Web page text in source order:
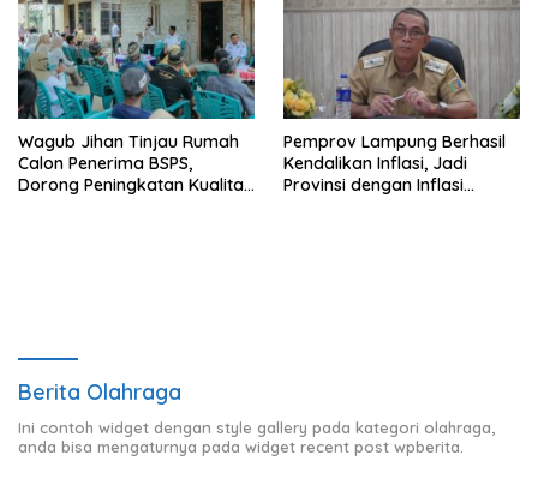
Wagub Jihan Tinjau Rumah
Calon Penerima BSPS,
Dorong Peningkatan Kualitas
Pemprov Lampung Berhasil
Kendalikan Inflasi, Jadi
Provinsi dengan Inflasi
Berita Olahraga
Ini contoh widget dengan style gallery pada kategori olahraga,
anda bisa mengaturnya pada widget recent post wpberita.